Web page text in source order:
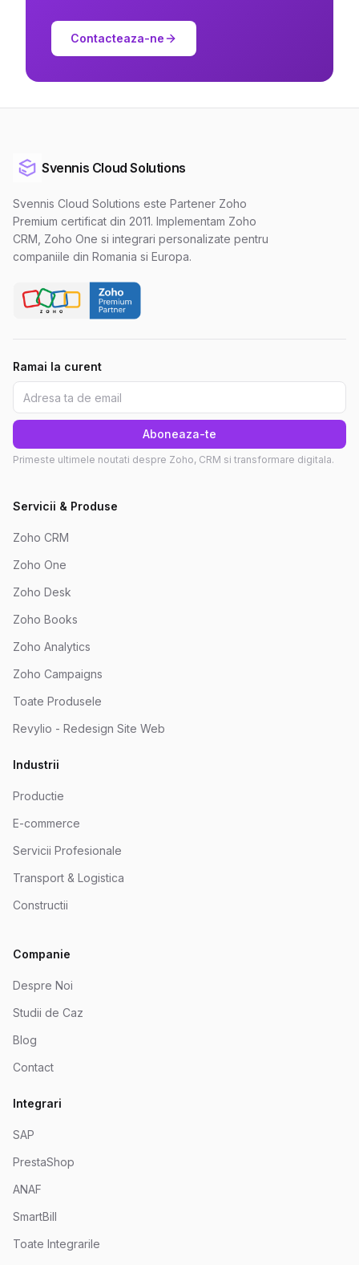
Contacteaza-ne
Svennis Cloud Solutions
Svennis Cloud Solutions este Partener Zoho
Premium certificat din 2011. Implementam Zoho
CRM, Zoho One si integrari personalizate pentru
companiile din Romania si Europa.
Ramai la curent
Aboneaza-te
Primeste ultimele noutati despre Zoho, CRM si transformare digitala.
Servicii & Produse
Zoho CRM
Zoho One
Zoho Desk
Zoho Books
Zoho Analytics
Zoho Campaigns
Toate Produsele
Revylio - Redesign Site Web
Industrii
Productie
E-commerce
Servicii Profesionale
Transport & Logistica
Constructii
Companie
Despre Noi
Studii de Caz
Blog
Contact
Integrari
SAP
PrestaShop
ANAF
SmartBill
Toate Integrarile